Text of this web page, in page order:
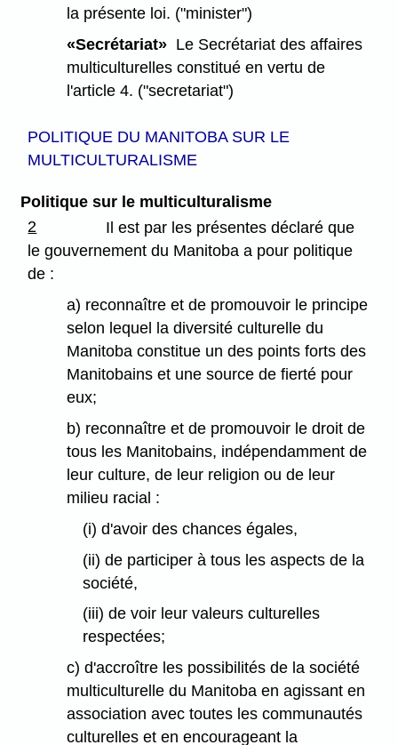
la présente loi. ("minister")
«Secrétariat» Le Secrétariat des affaires
multiculturelles constitué en vertu de
l'article 4. ("secretariat")
POLITIQUE DU MANITOBA SUR LE
MULTICULTURALISME
Politique sur le multiculturalisme
2
Il est par les présentes déclaré que
le gouvernement du Manitoba a pour politique
de :
a) reconnaître et de promouvoir le principe
selon lequel la diversité culturelle du
Manitoba constitue un des points forts des
Manitobains et une source de fierté pour
eux;
b) reconnaître et de promouvoir le droit de
tous les Manitobains, indépendamment de
leur culture, de leur religion ou de leur
milieu racial :
(i) d'avoir des chances égales,
(ii) de participer à tous les aspects de la
société,
(iii) de voir leur valeurs culturelles
respectées;
c) d'accroître les possibilités de la société
multiculturelle du Manitoba en agissant en
association avec toutes les communautés
culturelles et en encourageant la